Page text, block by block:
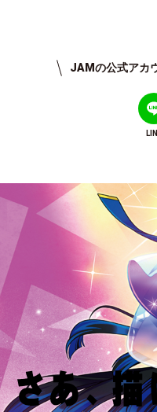
JAMの公式アカ